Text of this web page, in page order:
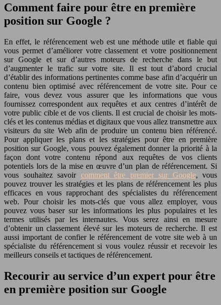
Comment faire pour être en première
position sur Google ?
En effet, le référencement web est une méthode utile et fiable qui
vous permet d’améliorer votre classement et votre positionnement
sur Google et sur d’autres moteurs de recherche dans le but
d’augmenter le trafic sur votre site. Il est tout d’abord crucial
d’établir des informations pertinentes comme base afin d’acquérir un
contenu bien optimisé avec référencement de votre site. Pour ce
faire, vous devez vous assurer que les informations que vous
fournissez correspondent aux requêtes et aux centres d’intérêt de
votre public cible et de vos clients. Il est crucial de choisir les mots-
clés et les contenus médias et digitaux que vous allez transmettre aux
visiteurs du site Web afin de produire un contenu bien référencé.
Pour appliquer les plans et les stratégies pour être en première
position sur Google, vous pouvez également donner la priorité à la
façon dont votre contenu répond aux requêtes de vos clients
potentiels lors de la mise en œuvre d’un plan de référencement. Si
vous souhaitez savoir comment être premier sur Google, vous
pouvez trouver les stratégies et les plans de référencement les plus
efficaces en vous rapprochant des spécialistes du référencement
web. Pour choisir les mots-clés que vous allez employer, vous
pouvez vous baser sur les informations les plus populaires et les
termes utilisés par les internautes. Vous serez ainsi en mesure
d’obtenir un classement élevé sur les moteurs de recherche. Il est
aussi important de confier le référencement de votre site web à un
spécialiste du référencement si vous voulez réussir et recevoir les
meilleurs conseils et tactiques de référencement.
Recourir au service d’un expert pour être
en première position sur Google